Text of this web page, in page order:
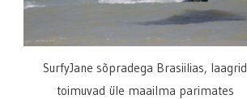
SurfyJane sõpradega Brasiilias, laagrid
toimuvad üle maailma parimates